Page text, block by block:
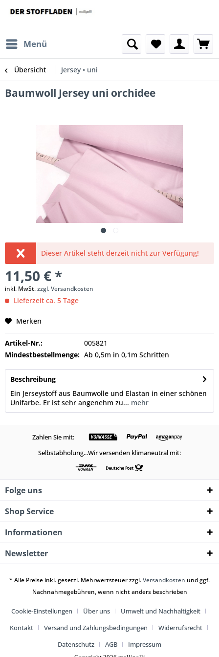
Menü
Übersicht Jersey • uni
Baumwoll Jersey uni orchidee
Dieser Artikel steht derzeit nicht zur Verfügung!
11,50 € *
inkl. MwSt.zzgl. Versandkosten
Lieferzeit ca. 5 Tage
Merken
Artikel-Nr.:
005821
Mindestbestellmenge: Ab 0,5m in 0,1m Schritten
Beschreibung
Ein Jerseystoff aus Baumwolle und Elastan in einer schönen
Unifarbe. Er ist sehr angenehm zu... mehr
Zahlen Sie mit:
Selbstabholung...Wir versenden klimaneutral mit:
Folge uns
Shop Service
Informationen
Newsletter
* Alle Preise inkl. gesetzl. Mehrwertsteuer zzgl.Versandkosten und ggf.
Nachnahmegebühren, wenn nicht anders beschrieben
Cookie-Einstellungen Über uns
Umwelt und Nachhaltigkeit
Kontakt
Versand und Zahlungsbedingungen
Widerrufsrecht
Datenschutz
AGB Impressum